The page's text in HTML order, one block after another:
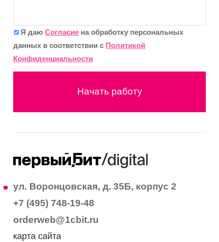
Я даюСогласие на обработку персональных
данных в соответствии с Политикой
Конфиденциальности
Начать работу
ул. Воронцовская, д. 35Б, корпус 2
+7 (495) 748-19-48
orderweb@1cbit.ru
карта сайта